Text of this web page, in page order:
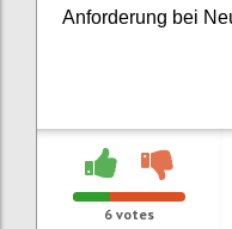
Anforderung bei
6 votes